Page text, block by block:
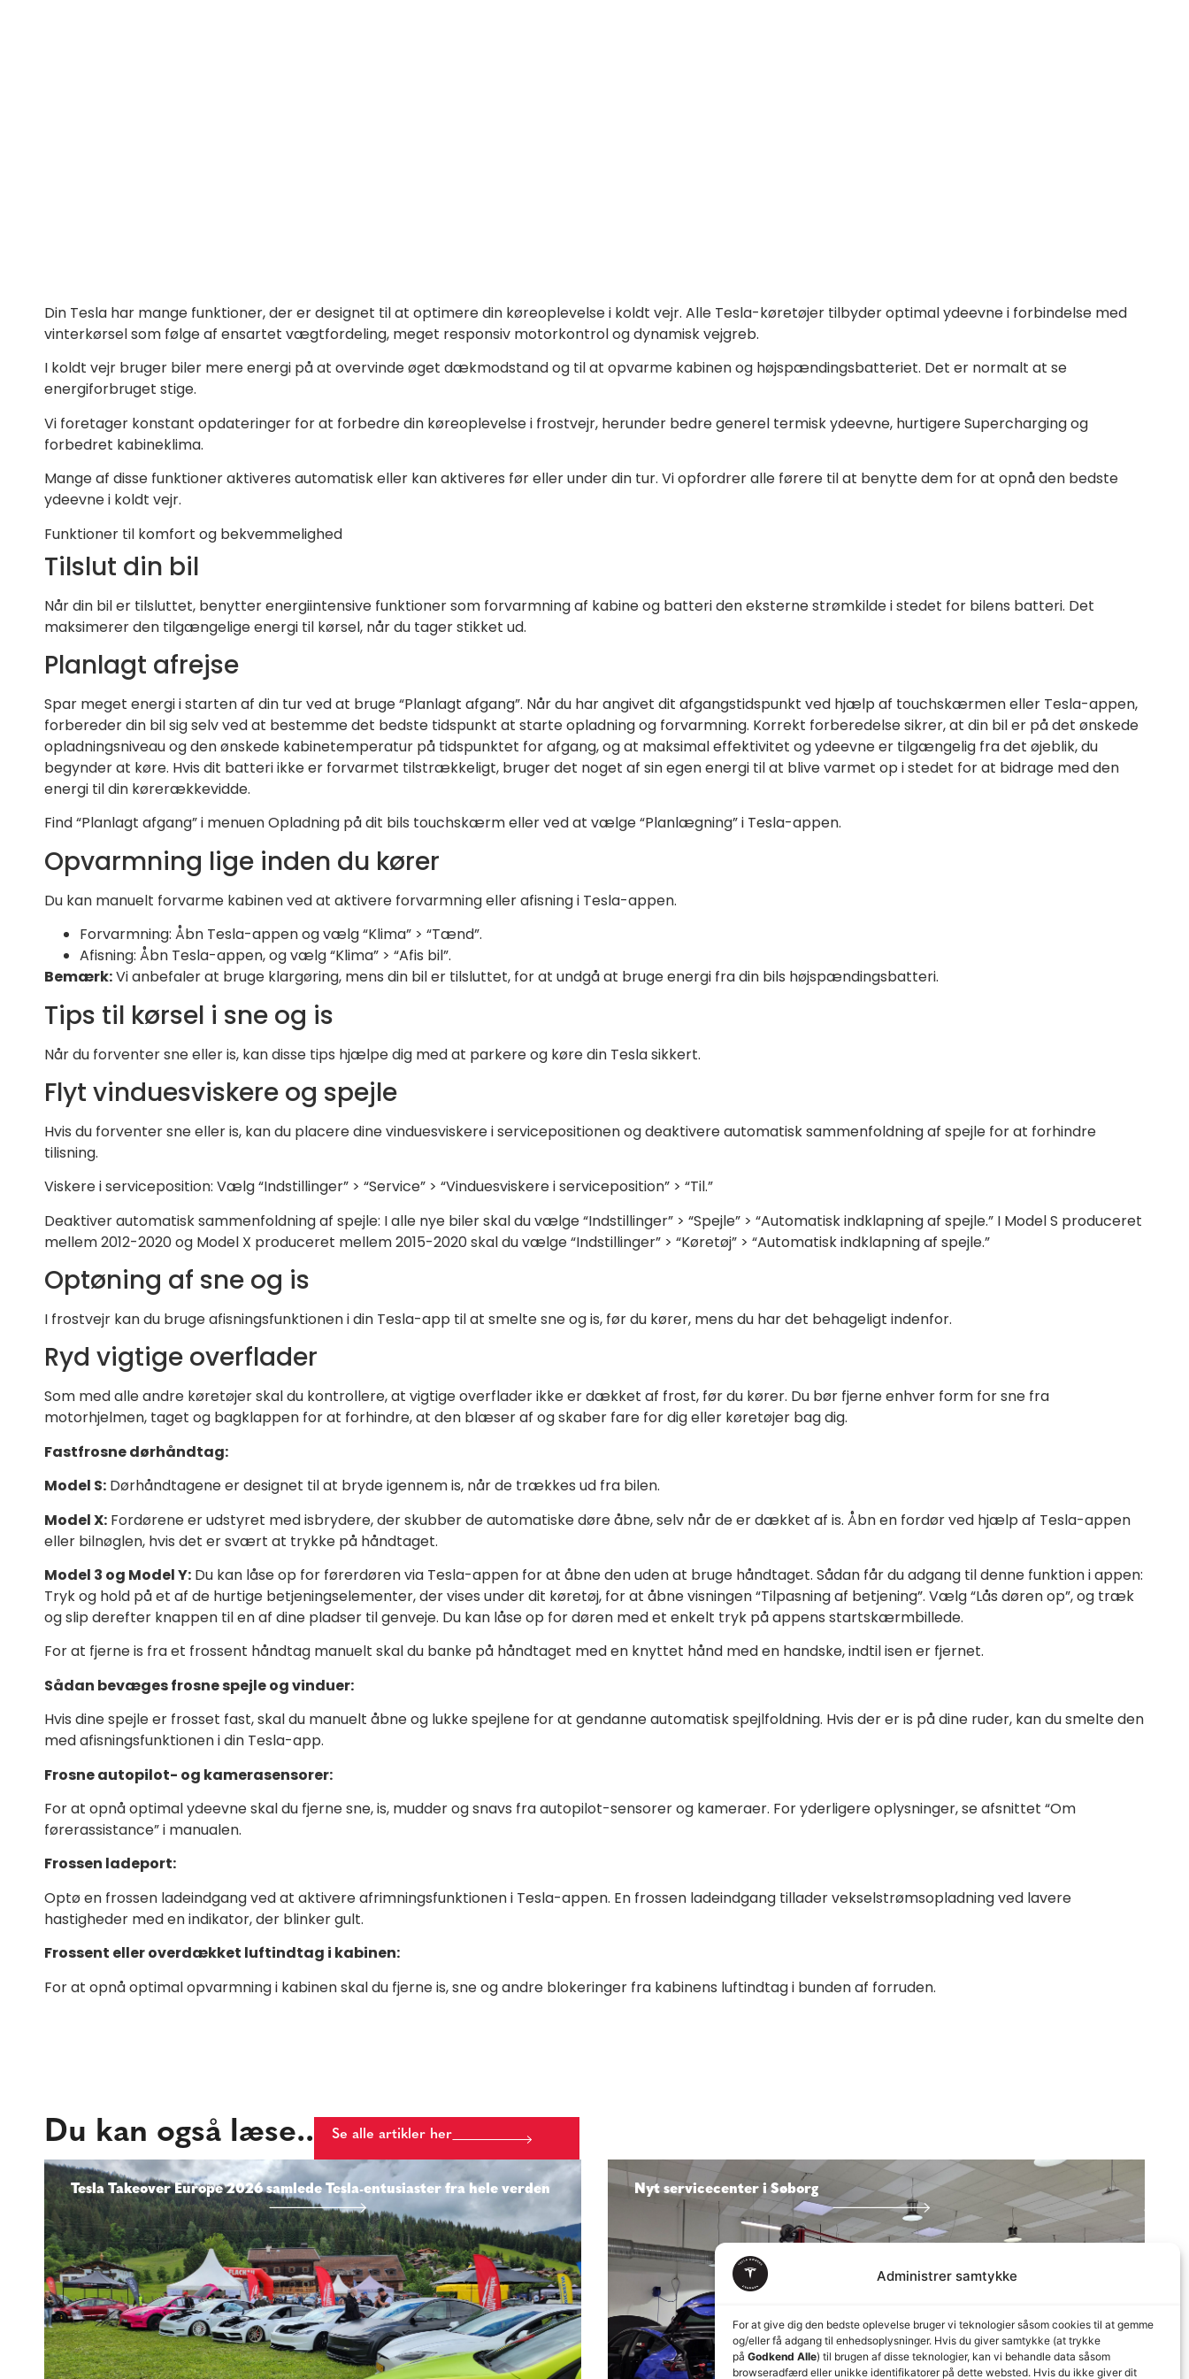
Administrer samtykke
For at give dig den bedste oplevelse bruger vi teknologier såsom cookies til at gemme
og/eller få adgang til enhedsoplysninger. Hvis du giver samtykke (at trykke
på Godkend Alle) til brugen af disse teknologier, kan vi behandle data såsom
browseradfærd eller unikke identifikatorer på dette websted. Hvis du ikke giver dit
Din Tesla har mange funktioner, der er designet til at optimere din køreoplevelse i koldt vejr. Alle Tesla-køretøjer tilbyder optimal ydeevne i forbindelse med
vinterkørsel som følge af ensartet vægtfordeling, meget responsiv motorkontrol og dynamisk vejgreb.
I koldt vejr bruger biler mere energi på at overvinde øget dækmodstand og til at opvarme kabinen og højspændingsbatteriet. Det er normalt at se
energiforbruget stige.
Vi foretager konstant opdateringer for at forbedre din køreoplevelse i frostvejr, herunder bedre generel termisk ydeevne, hurtigere Supercharging og
forbedret kabineklima.
Mange af disse funktioner aktiveres automatisk eller kan aktiveres før eller under din tur. Vi opfordrer alle førere til at benytte dem for at opnå den bedste
ydeevne i koldt vejr.
Funktioner til komfort og bekvemmelighed
Tilslut din bil
Når din bil er tilsluttet, benytter energiintensive funktioner som forvarmning af kabine og batteri den eksterne strømkilde i stedet for bilens batteri. Det
maksimerer den tilgængelige energi til kørsel, når du tager stikket ud.
Planlagt afrejse
Spar meget energi i starten af din tur ved at bruge “Planlagt afgang”. Når du har angivet dit afgangstidspunkt ved hjælp af touchskærmen eller Tesla-appen,
forbereder din bil sig selv ved at bestemme det bedste tidspunkt at starte opladning og forvarmning. Korrekt forberedelse sikrer, at din bil er på det ønskede
opladningsniveau og den ønskede kabinetemperatur på tidspunktet for afgang, og at maksimal effektivitet og ydeevne er tilgængelig fra det øjeblik, du
begynder at køre. Hvis dit batteri ikke er forvarmet tilstrækkeligt, bruger det noget af sin egen energi til at blive varmet op i stedet for at bidrage med den
energi til din kørerækkevidde.
Find “Planlagt afgang” i menuen Opladning på dit bils touchskærm eller ved at vælge “Planlægning” i Tesla-appen.
Opvarmning lige inden du kører
Du kan manuelt forvarme kabinen ved at aktivere forvarmning eller afisning i Tesla-appen.
Forvarmning: Åbn Tesla-appen og vælg “Klima” > “Tænd”.
Afisning: Åbn Tesla-appen, og vælg “Klima” > “Afis bil”.
Bemærk:Vi anbefaler at bruge klargøring, mens din bil er tilsluttet, for at undgå at bruge energi fra din bils højspændingsbatteri.
Tips til kørsel i sne og is
Når du forventer sne eller is, kan disse tips hjælpe dig med at parkere og køre din Tesla sikkert.
Flyt vinduesviskere og spejle
Hvis du forventer sne eller is, kan du placere dine vinduesviskere i servicepositionen og deaktivere automatisk sammenfoldning af spejle for at forhindre
tilisning.
Viskere i serviceposition: Vælg “Indstillinger” > “Service” > “Vinduesviskere i serviceposition” > “Til.”
Deaktiver automatisk sammenfoldning af spejle: I alle nye biler skal du vælge “Indstillinger” > “Spejle” > “Automatisk indklapning af spejle.” I Model S produceret
mellem 2012-2020 og Model X produceret mellem 2015-2020 skal du vælge “Indstillinger” > “Køretøj” > “Automatisk indklapning af spejle.”
Optøning af sne og is
I frostvejr kan du bruge afisningsfunktionen i din Tesla-app til at smelte sne og is, før du kører, mens du har det behageligt indenfor.
Ryd vigtige overflader
Som med alle andre køretøjer skal du kontrollere, at vigtige overflader ikke er dækket af frost, før du kører. Du bør fjerne enhver form for sne fra
motorhjelmen, taget og bagklappen for at forhindre, at den blæser af og skaber fare for dig eller køretøjer bag dig.
Fastfrosne dørhåndtag:
Model S: Dørhåndtagene er designet til at bryde igennem is, når de trækkes ud fra bilen.
Model X: Fordørene er udstyret med isbrydere, der skubber de automatiske døre åbne, selv når de er dækket af is. Åbn en fordør ved hjælp af Tesla-appen
eller bilnøglen, hvis det er svært at trykke på håndtaget.
Model 3 og Model Y: Du kan låse op for førerdøren via Tesla-appen for at åbne den uden at bruge håndtaget. Sådan får du adgang til denne funktion i appen:
Tryk og hold på et af de hurtige betjeningselementer, der vises under dit køretøj, for at åbne visningen “Tilpasning af betjening”. Vælg “Lås døren op”, og træk
og slip derefter knappen til en af dine pladser til genveje. Du kan låse op for døren med et enkelt tryk på appens startskærmbillede.
For at fjerne is fra et frossent håndtag manuelt skal du banke på håndtaget med en knyttet hånd med en handske, indtil isen er fjernet.
Sådan bevæges frosne spejle og vinduer:
Hvis dine spejle er frosset fast, skal du manuelt åbne og lukke spejlene for at gendanne automatisk spejlfoldning. Hvis der er is på dine ruder, kan du smelte den
med afisningsfunktionen i din Tesla-app.
Frosne autopilot- og kamerasensorer:
For at opnå optimal ydeevne skal du fjerne sne, is, mudder og snavs fra autopilot-sensorer og kameraer. For yderligere oplysninger, se afsnittet “Om
førerassistance” i manualen.
Frossen ladeport:
Optø en frossen ladeindgang ved at aktivere afrimningsfunktionen i Tesla-appen. En frossen ladeindgang tillader vekselstrømsopladning ved lavere
hastigheder med en indikator, der blinker gult.
Frossent eller overdækket luftindtag i kabinen:
For at opnå optimal opvarmning i kabinen skal du fjerne is, sne og andre blokeringer fra kabinens luftindtag i bunden af forruden.
Du kan også læse.. Se alle artikler her
Tesla Takeover Europe 2026 samlede Tesla-entusiaster fra hele verden Nyt servicecenter i Søborg